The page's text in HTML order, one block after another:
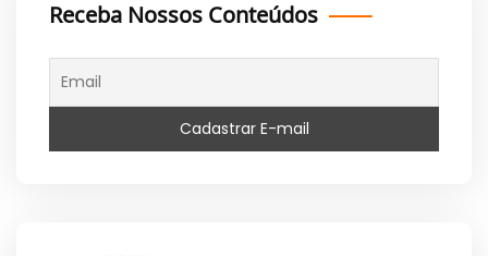
Receba Nossos Conteúdos